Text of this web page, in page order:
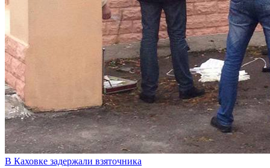
В Каховке задержали взяточника